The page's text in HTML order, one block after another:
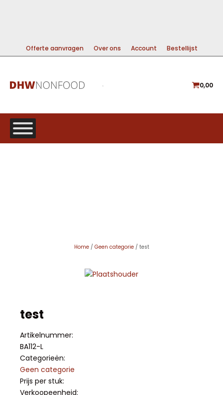
Offerte aanvragen Over ons Account Bestellijst
0,00
Home/ Geen categorie/ test
test
Artikelnummer:
BA112-L
Categorieën:
Geen categorie
Prijs per stuk:
Verkoopeenheid: